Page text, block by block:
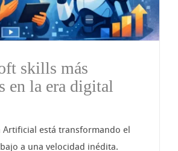
skills más
en la era digital
Artificial está transformando el
a una velocidad inédita.